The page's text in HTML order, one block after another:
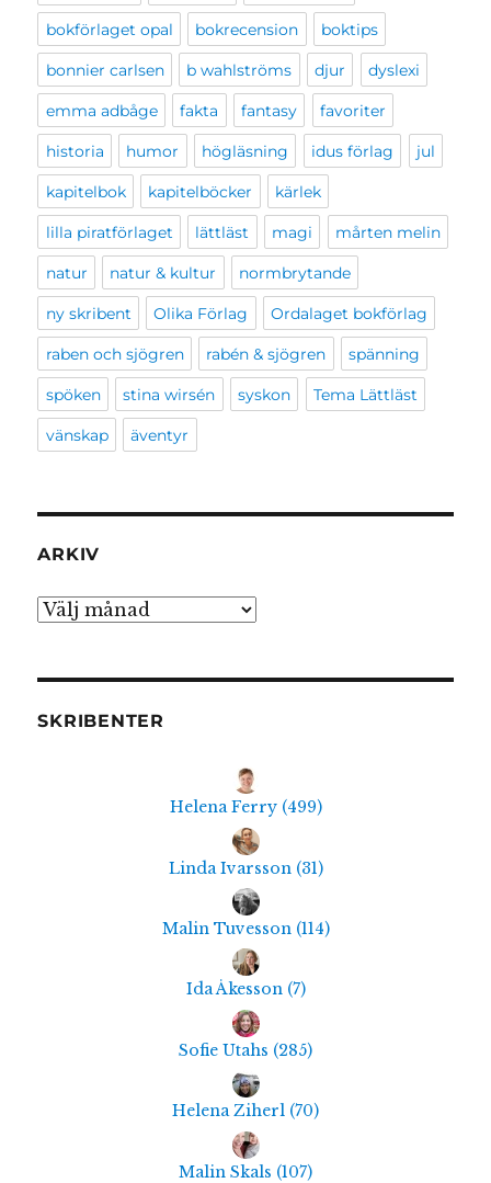
bokförlaget opal bokrecension boktips
bonnier carlsen b wahlströms djur dyslexi
emma adbåge fakta fantasy favoriter
historia humor högläsning idus förlag jul
kapitelbok kapitelböcker kärlek
lilla piratförlaget lättläst magi mårten melin
natur natur & kultur normbrytande
ny skribent Olika Förlag Ordalaget bokförlag
raben och sjögren rabén & sjögren spänning
spöken stina wirsén syskon Tema Lättläst
vänskap äventyr
ARKIV
Arkiv
SKRIBENTER
Helena Ferry (499)
Linda Ivarsson (31)
Malin Tuvesson (114)
Ida Åkesson (7)
Sofie Utahs (285)
Helena Ziherl (70)
Malin Skals (107)